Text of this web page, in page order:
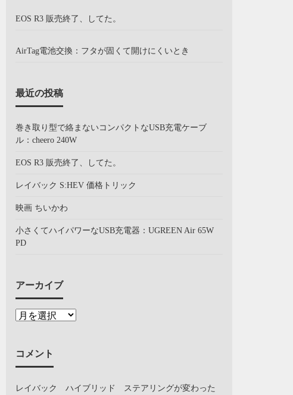
EOS R3 販売終了、してた。
AirTag電池交換：フタが固くて開けにくいとき
最近の投稿
巻き取り型で絡まないコンパクトなUSB充電ケーブ
ル：cheero 240W
EOS R3 販売終了、してた。
レイバック S:HEV 価格トリック
映画 ちいかわ
小さくてハイパワーなUSB充電器：UGREEN Air 65W
PD
アーカイブ
コメント
レイバック ハイブリッド ステアリングが変わった